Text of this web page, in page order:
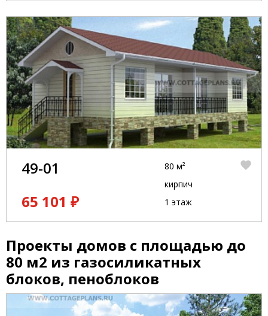
49-01
65 101 ₽
80 м²
кирпич
1 этаж
Проекты домов с площадью до
80 м2 из газосиликатных
блоков, пеноблоков